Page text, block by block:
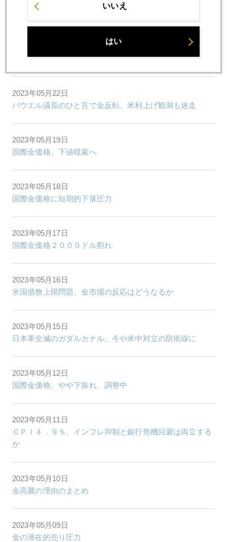
米債務上限、金市場の視点では「大事なし」
株高３３年ぶり、物価高４１年ぶり
2023年05月22日
パウエル議長のひと言で金反転、米利上げ観測も迷走
2023年05月19日
国際金価格、下値模索へ
2023年05月18日
国際金価格に短期的下落圧力
2023年05月17日
国際金価格２０００ドル割れ
2023年05月16日
米国債務上限問題、金市場の反応はどうなるか
2023年05月15日
日本軍全滅のガダルカナル、今や米中対立の防衛線に
2023年05月12日
国際金価格、やや下振れ、調整中
2023年05月11日
ＣＰＩ４．９％、インフレ抑制と銀行危機回避は両立する
か
2023年05月10日
金高騰の理由のまとめ
2023年05月09日
金の潜在的売り圧力
いいえ
はい